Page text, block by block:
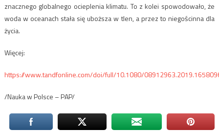
znacznego globalnego ocieplenia klimatu. To z kolei spowodowało, że
woda w oceanach stała się uboższa w tlen, a przez to niegościnna dla
życia.
Więcej:
https://www.tandfonline.com/doi/full/10.1080/
/Nauka w Polsce – PAP/